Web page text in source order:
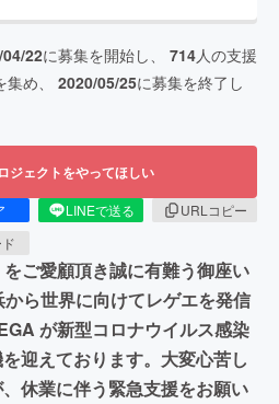
22に募集を開始し、 714人の支援
め、 2020/05/25に募集を終了し
ジェクトをやってほしい
LINEで送る
URLコピー
ご愛顧頂き誠に有難う御座い
ら世界に向けてレゲエを発信
が新型コロナウイルス感染
迎えております。大変心苦し
休業に伴う緊急支援をお願い